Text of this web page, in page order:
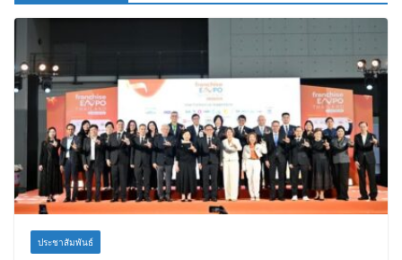
ประชาสัมพันธ์